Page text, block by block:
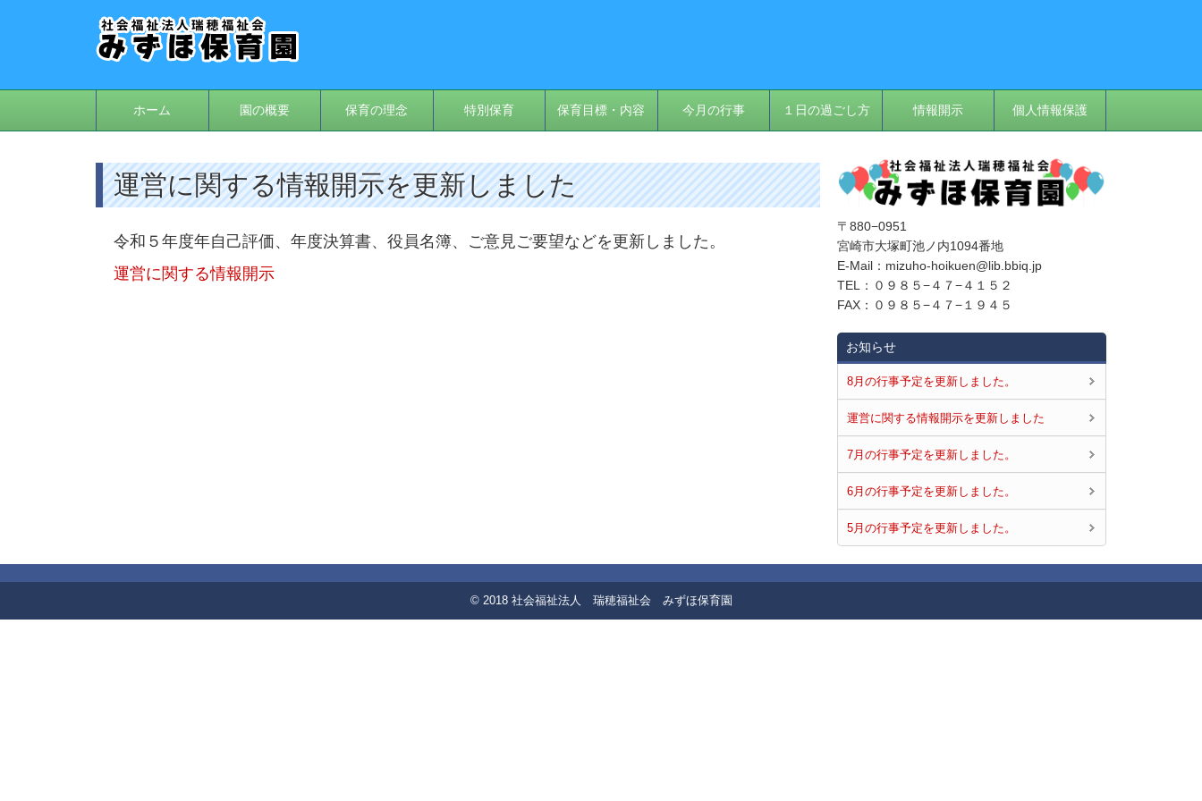
ホーム 園の概要 保育の理念 特別保育 保育目標・内容 今月の行事 １日の過ごし方 情報開示 個人情報保護
運営に関する情報開示を更新しました
令和５年度年自己評価、年度決算書、役員名簿、ご意見ご要望などを更新しました。
運営に関する情報開示
〒880−0951
宮崎市大塚町池ノ内1094番地
E‐Mail：mizuho-hoikuen@lib.bbiq.jp
TEL：０９８５−４７−４１５２
FAX：０９８５−４７−１９４５
お知らせ
8月の行事予定を更新しました。
運営に関する情報開示を更新しました
7月の行事予定を更新しました。
6月の行事予定を更新しました。
5月の行事予定を更新しました。
© 2018 社会福祉法人 瑞穂福祉会 みずほ保育園